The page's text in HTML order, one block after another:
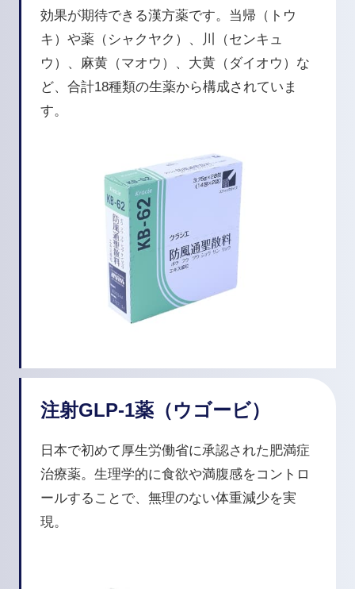
効果が期待できる漢方薬です。当帰（トウ
キ）や薬（シャクヤク）、川（センキュ
ウ）、麻黄（マオウ）、大黄（ダイオウ）な
ど、合計18種類の生薬から構成されていま
す。
注射GLP-1薬（ウゴービ）
日本で初めて厚生労働省に承認された肥満症
治療薬。生理学的に食欲や満腹感をコントロ
ールすることで、無理のない体重減少を実
現。